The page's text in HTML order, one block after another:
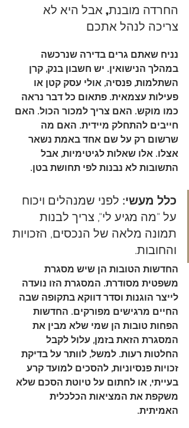
החרדה מובנת, אבל היא לא
צריכה לנהל אתכם
נניח שאתם גרים בדירה שנרכשה
במהלך הנישואין. יש חשבון בנק, קרן
השתלמות, פנסיה, אולי עסק קטן או
פעילות עצמאית. פתאום כל דבר נראה
כמו מוקש. האם צריך למכור הכול. האם
חייבים להתחלק מיידית. האם מה
שרשום רק על שם אחד באמת נשאר
אצלו. אלו שאלות לגיטימיות, אבל
התשובות לא נבנות לפי תחושת בטן.
כלל מעשי: לפני שמנהלים ויכוח
על "מה מגיע לי", צריך לבנות
תמונה מלאה של הנכסים, הזכויות
והחובות.
החדשות הטובות הן שיש מסגרת
משפטית מסודרת. המסגרת הזו נועדה
לייצר הוגנות וסדר דווקא בתקופה שבה
החיים מרגישים מפורקים. החדשות
הפחות טובות הן שמי שלא מבין את
המסגרת הזאת בזמן, עלול לקבל
החלטות רעות. למשל, לוותר על בדיקת
זכויות פנסיוניות, להסכים למועד קרע
בעייתי, או לחתום על טיוטת הסכם שלא
משקפת את המציאות הכלכלית
האמיתית.